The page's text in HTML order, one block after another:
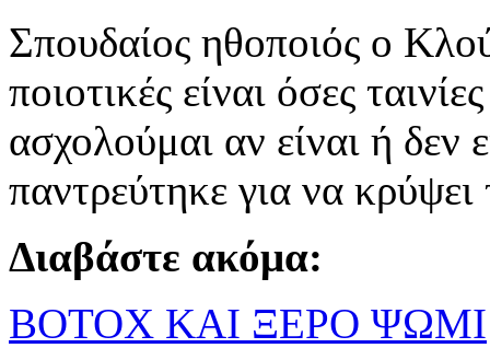
Σπουδαίος ηθοποιός ο
ποιοτικές είναι όσες
ασχολούμαι αν είναι ή δεν
παντρεύτηκε για να
Διαβάστε ακόμα:
BOTOX ΚΑΙ ΞΕΡΟ ΨΩΜΙ